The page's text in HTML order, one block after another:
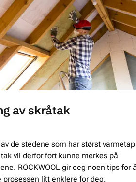
av skråtak
de stedene som har størst
vil derfor fort kunne merkes på
ROCKWOOL gir deg noen tips for
prosessen litt enklere for deg.